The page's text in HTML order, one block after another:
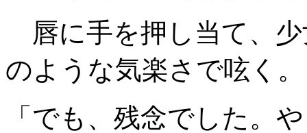
唇に手を押し当て、
のような気楽さで呟く。
「でも、残念でした。